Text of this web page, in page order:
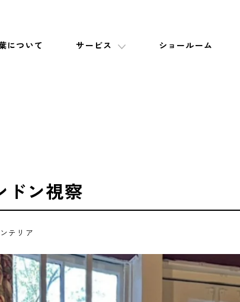
について サービス ショールーム
ドン視察
テリア